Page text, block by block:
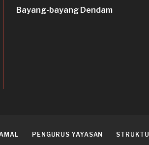
Bayang-bayang Dendam
PENGURUS YAYASAN